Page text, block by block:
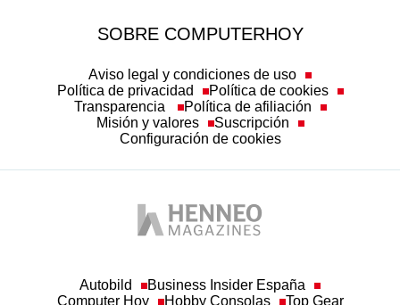
SOBRE COMPUTERHOY
Aviso legal y condiciones de uso
Política de privacidad
Política de cookies
Transparencia
Política de afiliación
Misión y valores
Suscripción
Configuración de cookies
Autobild
Business Insider España
Computer Hoy
Hobby Consolas Top Gear